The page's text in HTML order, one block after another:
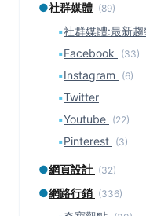
●社群媒體 (89)
▪社群媒體:最新趨
▪Facebook (33)
▪Instagram (6)
▪Twitter
▪Youtube (22)
▪Pinterest (3)
●網頁設計 (32)
●網路行銷 (336)